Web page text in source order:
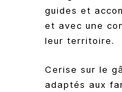
guides et
et avec une
leur territoire.
Cerise sur le
adaptés aux